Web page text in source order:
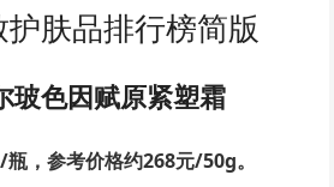
肤品排行榜简版
玻色因赋原紧塑霜
，参考价格约268元/50g。